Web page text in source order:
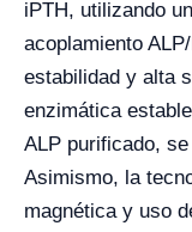
iPTH, utilizando
acoplamiento
estabilidad y alta
enzimática
ALP purificado,
Asimismo, la
magnética y uso